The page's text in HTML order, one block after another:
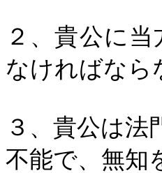
２、貴公に
なければなら
３、貴公は
不能で、無知